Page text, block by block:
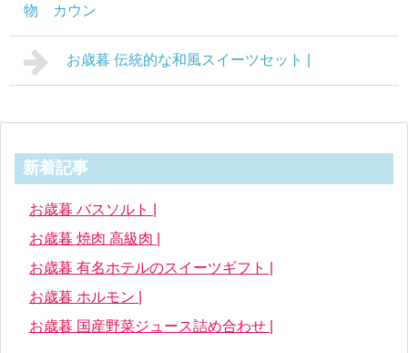
物 カウン
お歳暮 伝統的な和風スイーツセット |
新着記事
お歳暮 バスソルト |
お歳暮 焼肉 高級肉 |
お歳暮 有名ホテルのスイーツギフト |
お歳暮 ホルモン |
お歳暮 国産野菜ジュース詰め合わせ |